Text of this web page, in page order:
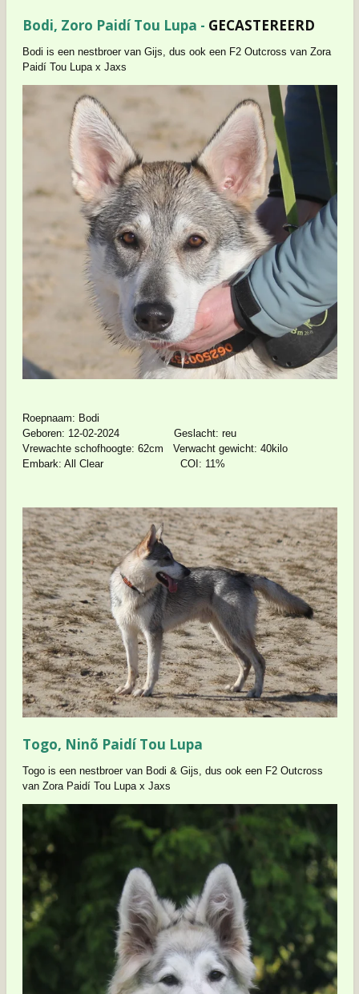
Bodi, Zoro Paidí Tou Lupa - GECASTEREERD
Bodi is een nestbroer van Gijs, dus ook een F2 Outcross van Zora
Paidí Tou Lupa x Jaxs
Roepnaam: Bodi
Geboren: 12-02-2024 Geslacht: reu
Vrewachte schofhoogte: 62cm Verwacht gewicht: 40kilo
Embark: All Clear COI: 11%
Togo, Ninõ Paidí Tou Lupa
Togo is een nestbroer van Bodi & Gijs, dus ook een F2 Outcross
van Zora Paidí Tou Lupa x Jaxs